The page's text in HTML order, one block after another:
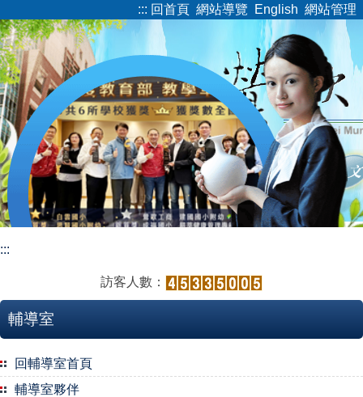
到
主
要
內
容
區
::: 回首頁 網站導覽 English 網站管理
:::
訪客人數：
輔導室
回輔導室首頁
輔導室夥伴